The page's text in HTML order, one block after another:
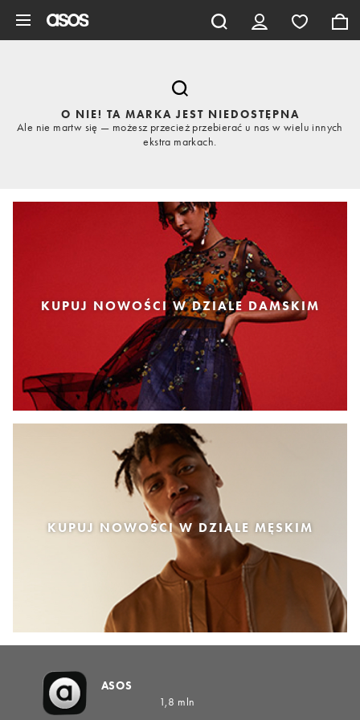
O NIE! TA MARKA JEST NIEDOSTĘPNA
Ale nie martw się — możesz przecież przebierać u nas w wielu innych
ekstra markach.
KUPUJ NOWOŚCI W DZIALE DAMSKIM
KUPUJ NOWOŚCI W DZIALE MĘSKIM
ASOS
1,8 mln